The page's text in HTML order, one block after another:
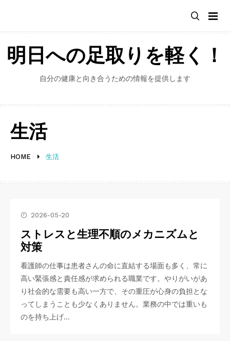
content
明日への足取りを軽く！
自分の健康と向き合うための情報を提供します
HOME 生活
生活
2026-05-20
ストレスと生理不順のメカニズムと
対策
看護師の仕事は患者さんの命に直結する場面も多く、常に
高い緊張感と責任感が求められる職業です。やりがいがあ
り社会的な需要も高い一方で、その重圧が心身の負担とな
ってしまうことも少なくありません。業務の中では重いも
のを持ち上げ…